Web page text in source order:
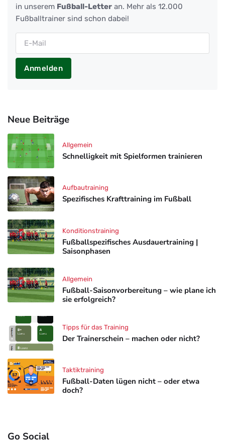
in unserem Fußball-Letter an. Mehr als 12.000
Fußballtrainer sind schon dabei!
Anmelden
Neue Beiträge
Schnelligkeit mit Spielformen trainieren
Allgemein
Spezifisches Krafttraining im Fußball
Aufbautraining
Fußballspezifisches Ausdauertraining |
Saisonphasen
Konditionstraining
Fußball-Saisonvorbereitung – wie plane ich
sie erfolgreich?
Allgemein
Der Trainerschein – machen oder nicht?
Tipps für das Training
Fußball-Daten lügen nicht – oder etwa
doch?
Taktiktraining
Go Social